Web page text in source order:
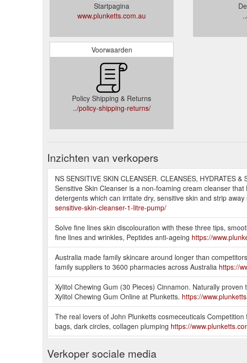
Startpagina
www.plunketts.com.au
Voorwaarden
Policy Shipping & Returns
../policy-shipping-returns/
Inzichten van verkopers
NS SENSITIVE SKIN CLEANSER. CLEANSES, HYDRATES
Sensitive Skin Cleanser is a non-foaming cream cleanser
detergents which can irritate dry, sensitive skin and strip away
sensitive-skin-cleanser-1-litre-pump/
Solve fine lines skin discolouration with these three tips,
fine lines and wrinkles, Peptides anti-ageing https://
Australia made family skincare around longer than
family suppliers to 3600 pharmacies across Australia https://
Xylitol Chewing Gum (30 Pieces) Cinnamon. Naturally
Xylitol Chewing Gum Online at Plunketts. https://
The real lovers of John Plunketts cosmeceuticals
bags, dark circles, collagen plumping https://
types to remove lice & eggs. Buy online @ Plunketts
Verkoper sociale media